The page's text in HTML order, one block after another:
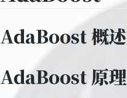
AdaBoost 概述
AdaBoost 原理